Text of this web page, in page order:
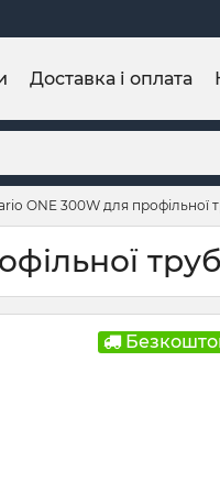
Доставка і оплата
ONE 300W для профільної